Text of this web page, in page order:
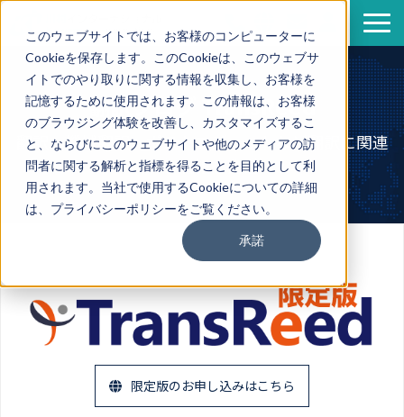
このウェブサイトでは、お客様のコンピューターに
Cookieを保存します。このCookieは、このウェブサ
イトでのやり取りに関する情報を収集し、お客様を
記憶するために使用されます。この情報は、お客様
のブラウジング体験を改善し、カスタマイズするこ
と、ならびにこのウェブサイトや他のメディアの訪
問者に関する解析と指標を得ることを目的として利
用されます。当社で使用するCookieについての詳細
は、プライバシーポリシーをご覧ください。
承諾
サービス
導入事例
資料一覧
セミナー情報
企業情報
翻訳ブログ
翻訳ブログ TransReed
翻訳・機械翻訳・ポストエディットなど翻訳に関連
する情報を発信
限定版のお申し込みはこちら